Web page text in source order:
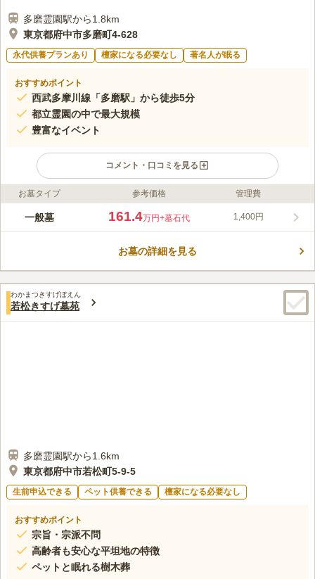
多磨霊園駅から1.8km
東京都府中市多磨町4-628
永代供養プランあり 檀家になる必要なし 著名人が眠る
おすすめポイント
西武多摩川線「多磨駅」から徒歩5分
都立霊園の中で最大規模
豊富なイベント
コメント・口コミを見る
ライフドット編集部のコメント
都立 多磨霊園は、府中市多磨町にある緑に囲まれた霊園です。
とができます。 府中市多磨町に位置する都立多磨霊園は、歴史
口コミ評価
みんなの評価
50代男性
霊園の周辺には来園者むけの商店が数多くあります。お墓参りの
お墓タイプ 参考価格 管理費
一般墓 161.4万円+墓石代 1,400円
お墓の詳細を見る
わかまつきすげぼえん
若松きすげ墓苑
多磨霊園駅から1.6km
東京都府中市若松町5-9-5
生前申込できる ペット供養できる 檀家になる必要なし
おすすめポイント
宗旨・宗派不問
高齢者も安心な平坦地の特徴
ペットと眠れる樹木葬